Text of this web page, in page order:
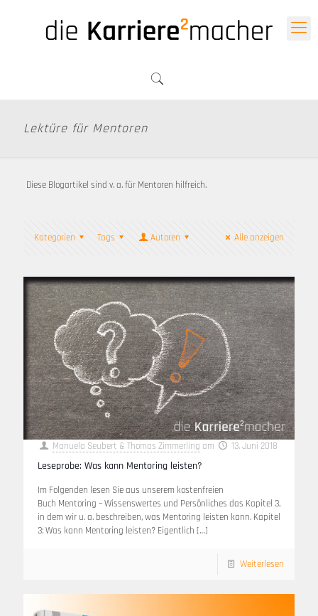
Lektüre für Mentoren
Diese Blogartikel sind v. a. für Mentoren hilfreich.
Kategorien Tags Autoren Alle anzeigen
Manuela Seubert & Thomas Zimmerling am 13. Juni 2018
Leseprobe: Was kann Mentoring leisten?
Im Folgenden lesen Sie aus unserem kostenfreien
Buch Mentoring – Wissenswertes und Persönliches das Kapitel 3,
in dem wir u. a. beschreiben, was Mentoring leisten kann. Kapitel
3: Was kann Mentoring leisten? Eigentlich […]
Weiterlesen